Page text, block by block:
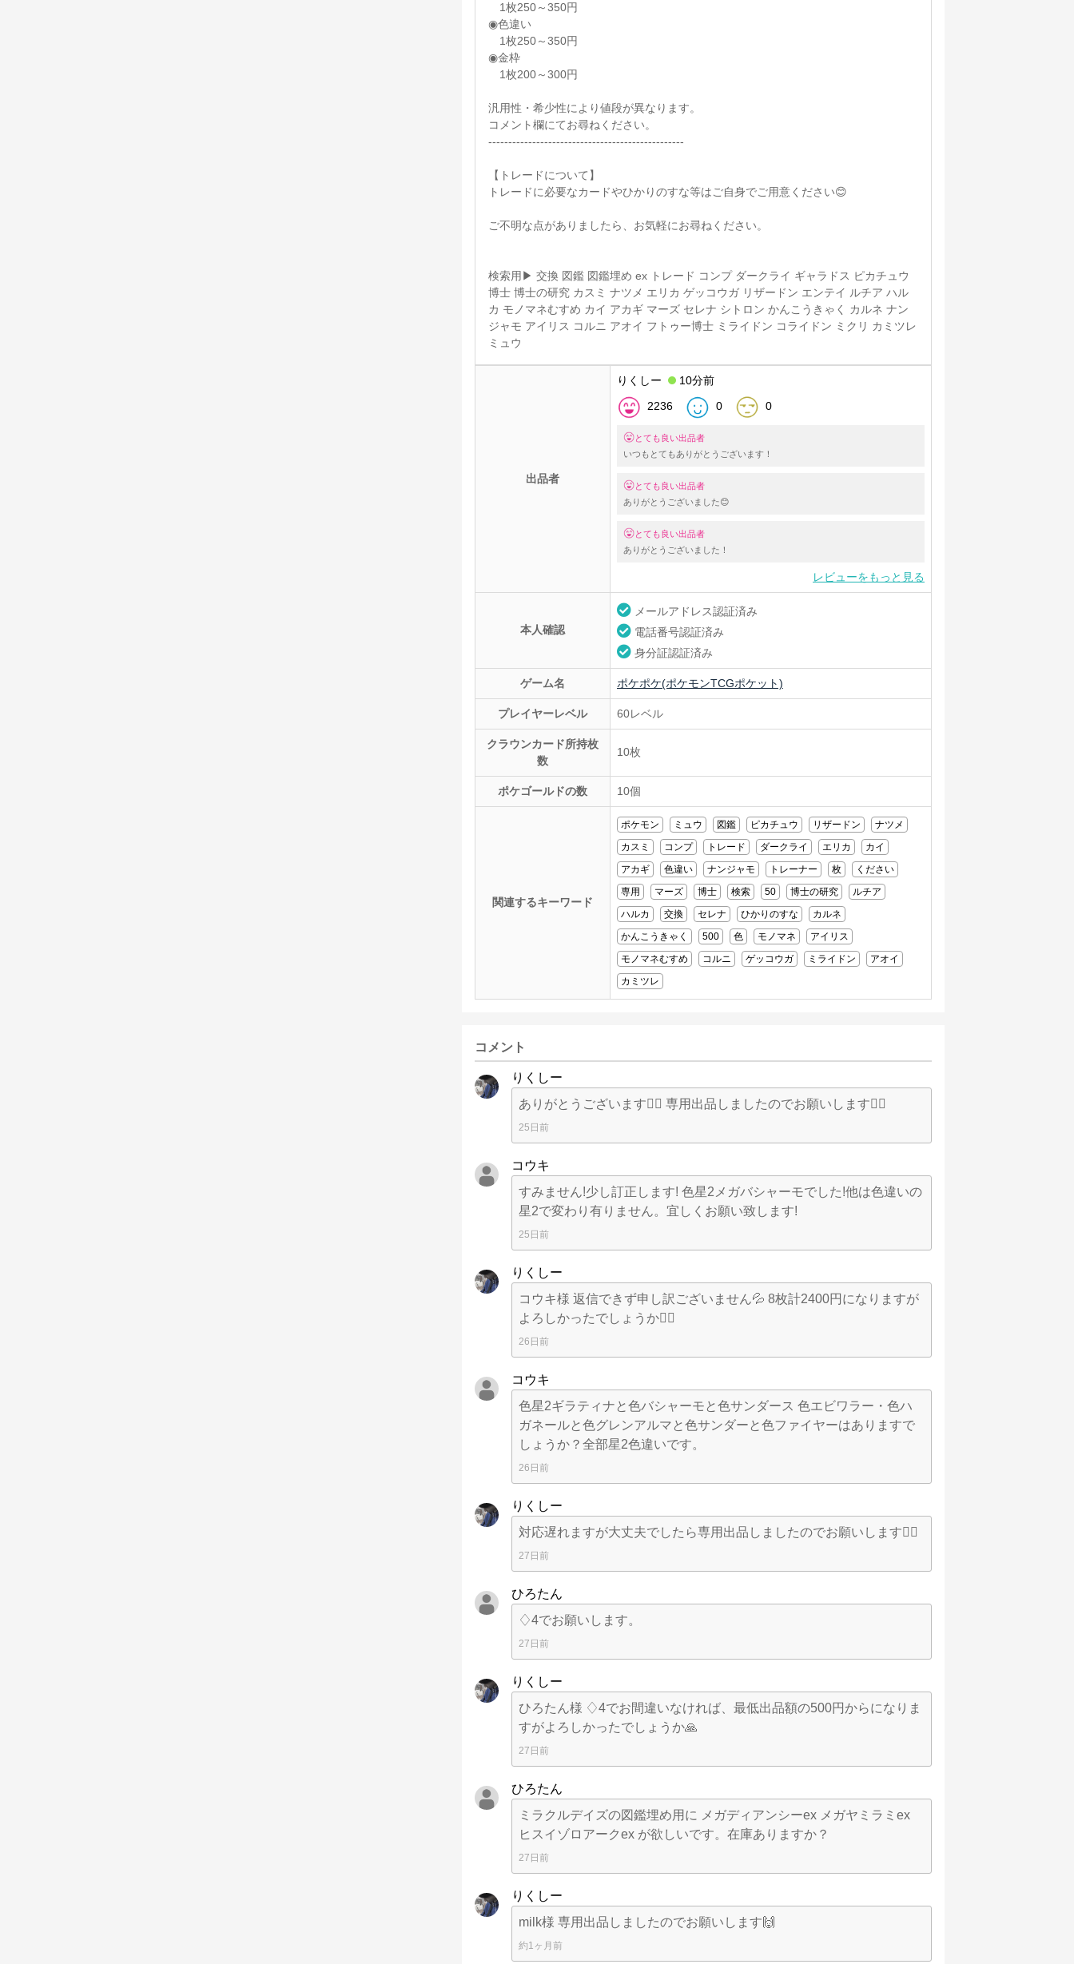
1枚250～350円
◉色違い
1枚250～350円
◉金枠
1枚200～300円
汎用性・希少性により値段が異なります。
コメント欄にてお尋ねください。
-------------------------------------------------
【トレードについて】
トレードに必要なカードやひかりのすな等はご自身でご用意ください😊
ご不明な点がありましたら、お気軽にお尋ねください。
検索用▶︎ 交換 図鑑 図鑑埋め ex トレード コンプ ダークライ ギャラドス ピカチュウ
博士 博士の研究 カスミ ナツメ エリカ ゲッコウガ リザードン エンテイ ルチア ハル
カ モノマネむすめ カイ アカギ マーズ セレナ シトロン かんこうきゃく カルネ ナン
ジャモ アイリス コルニ アオイ フトゥー博士 ミライドン コライドン ミクリ カミツレ
ミュウ
出品者
りくしー 10分前
2236 0 0
とても良い出品者
いつもとてもありがとうございます！
とても良い出品者
ありがとうございました😊
とても良い出品者
ありがとうございました！
レビューをもっと見る
本人確認
メールアドレス認証済み
電話番号認証済み
身分証認証済み
ゲーム名 ポケポケ(ポケモンTCGポケット)
プレイヤーレベル 60レベル
クラウンカード所持枚
数
10枚
ポケゴールドの数 10個
関連するキーワード
ポケモン ミュウ 図鑑 ピカチュウ リザードン
ナツメ
カスミ
コンプ トレード ダークライ エリカ
カイ
アカギ
色違い ナンジャモ トレーナー 枚
ください
専用
マーズ 博士 検索 50 博士の研究
ルチア
ハルカ
交換 セレナ ひかりのすな
カルネ
かんこうきゃく
500 色 モノマネ
アイリス
モノマネむすめ
コルニ ゲッコウガ ミライドン
アオイ
カミツレ
コメント
りくしー
ありがとうございます🙆‍♂️ 専用出品しましたのでお願いします🙇‍♂️
25日前
コウキ
すみません!少し訂正します! 色星2メガバシャーモでした!他は色違いの
星2で変わり有りません。宜しくお願い致します!
25日前
りくしー
コウキ様 返信できず申し訳ございません💦 8枚計2400円になりますが
よろしかったでしょうか🙇‍♂️
26日前
コウキ
色星2ギラティナと色バシャーモと色サンダース 色エビワラー・色ハ
ガネールと色グレンアルマと色サンダーと色ファイヤーはありますで
しょうか？全部星2色違いです。
26日前
りくしー
対応遅れますが大丈夫でしたら専用出品しましたのでお願いします🙇‍♂️
27日前
ひろたん
♢4でお願いします。
27日前
りくしー
ひろたん様 ♢ 4でお間違いなければ、最低出品額の500円からになりま
すがよろしかったでしょうか🙏
27日前
ひろたん
ミラクルデイズの図鑑埋め用に メガディアンシーex メガヤミラミex
ヒスイゾロアークex が欲しいです。在庫ありますか？
27日前
りくしー
milk様 専用出品しましたのでお願いします🙌
約1ヶ月前